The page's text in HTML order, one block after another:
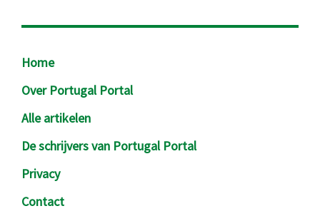
Footer
Home
Over Portugal Portal
Alle artikelen
De schrijvers van Portugal Portal
Privacy
Contact